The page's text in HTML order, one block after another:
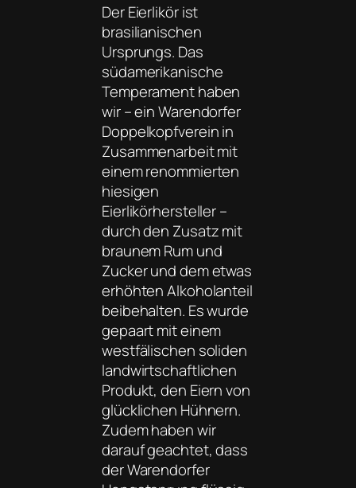
Der Eierlikör ist
brasilianischen
Ursprungs. Das
südamerikanische
Temperament haben
wir – ein Warendorfer
Doppelkopfverein in
Zusammenarbeit mit
einem renommierten
hiesigen
Eierlikörhersteller –
durch den Zusatz mit
braunem Rum und
Zucker und dem etwas
erhöhten Alkoholanteil
beibehalten. Es wurde
gepaart mit einem
westfälischen soliden
landwirtschaftlichen
Produkt, den Eiern von
glücklichen Hühnern.
Zudem haben wir
darauf geachtet, dass
der Warendorfer